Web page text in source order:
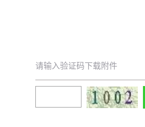
请输入验证码下载附件